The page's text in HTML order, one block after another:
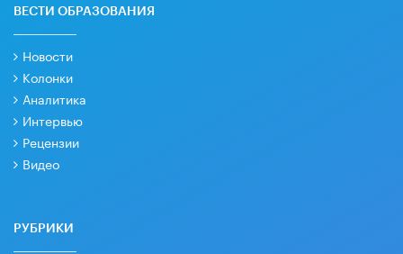
ВЕСТИ ОБРАЗОВАНИЯ
Новости
Колонки
Аналитика
Интервью
Рецензии
Видео
РУБРИКИ